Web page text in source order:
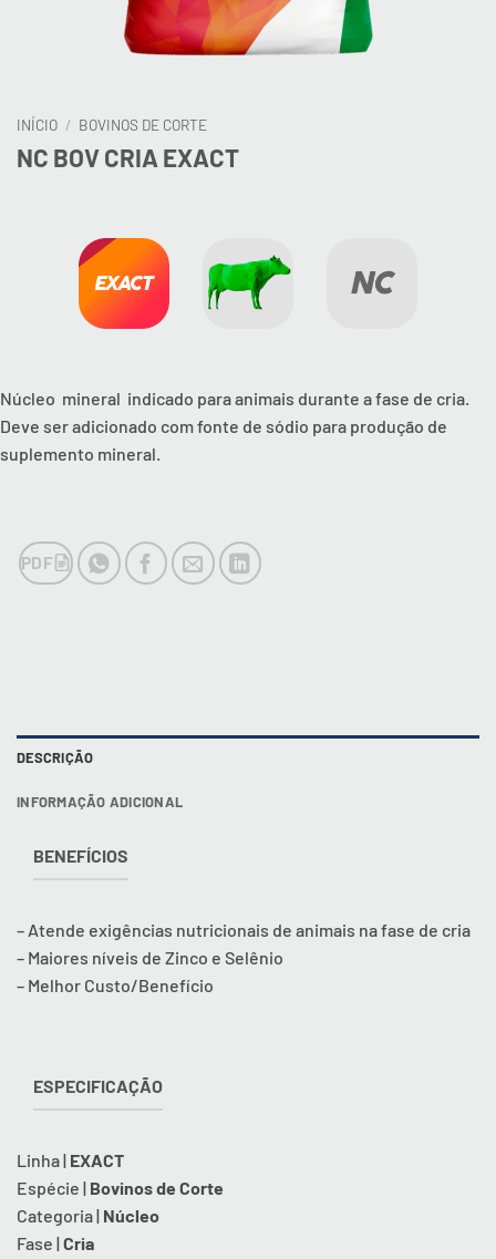
INÍCIO / BOVINOS DE CORTE
NC BOV CRIA EXACT
Núcleo mineral indicado para animais durante a fase de cria.
Deve ser adicionado com fonte de sódio para produção de
suplemento mineral.
PDF
DESCRIÇÃO
INFORMAÇÃO ADICIONAL
BENEFÍCIOS
– Atende exigências nutricionais de animais na fase de cria
– Maiores níveis de Zinco e Selênio
– Melhor Custo/Benefício
ESPECIFICAÇÃO
Linha | EXACT
Espécie | Bovinos de Corte
Categoria | Núcleo
Fase |Cria